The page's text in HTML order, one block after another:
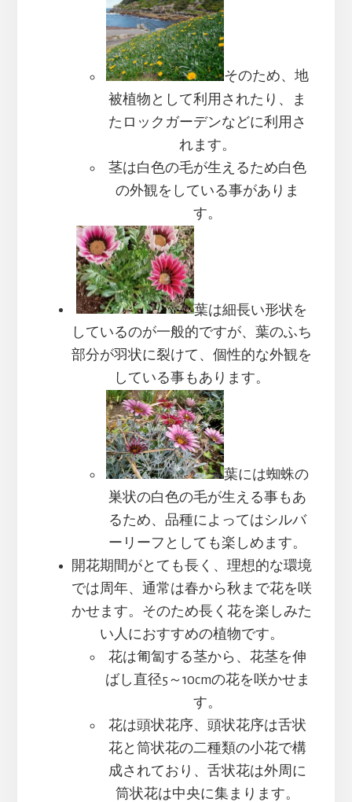
そのため、地
被植物として利用されたり、ま
たロックガーデンなどに利用さ
れます。
茎は白色の毛が生えるため白色
の外観をしている事がありま
す。
葉は細長い形状を
しているのが一般的ですが、葉のふち
部分が羽状に裂けて、個性的な外観を
している事もあります。
葉には蜘蛛の
巣状の白色の毛が生える事もあ
るため、品種によってはシルバ
ーリーフとしても楽しめます。
開花期間がとても長く、理想的な環境
では周年、通常は春から秋まで花を咲
かせます。そのため長く花を楽しみた
い人におすすめの植物です。
花は匍匐する茎から、花茎を伸
ばし直径5～10cmの花を咲かせま
す。
花は頭状花序、頭状花序は舌状
花と筒状花の二種類の小花で構
成されており、舌状花は外周に
筒状花は中央に集まります。